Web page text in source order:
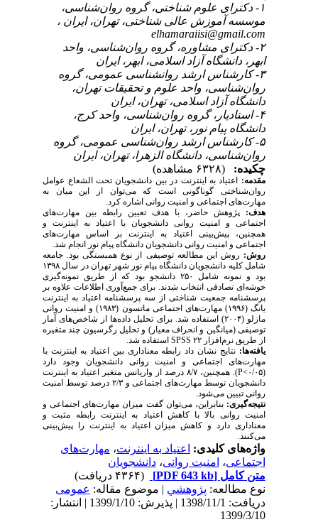
۱- دکترای علوم شناختی، گروه روان‌شناسی،
موسسه آموزش عالی شناختی، تهران، ایران ،
elhamaraiisi@gmail.com
۲- دکترای مشاوره، گروه روان‌شناسی، واحد
ابهر، دانشگاه آزاد اسلامی، ابهر، ایران
۳- کارشناس ارشد روانشناسی عمومی، گروه
روان‌شناسی، واحد علوم و تحقیقات تهران،
دانشگاه آزاد اسلامی، تهران، ایران
۴- استادیار، گروه روان‌شناسی، واحد کرج،
دانشگاه پیام نور، تهران، ایران
۵- کارشناس ارشد روان‌شناسی عمومی، گروه
روان‌شناسی، دانشگاه الزهرا، تهران، ایران
چکیده:
مقدمه:اعتیاد به اینترنت در بین دانشجویان تحت ‌الشعاع عوامل
روان‌شناختی گوناگونی است که می‌توان از این میان به
مهارت‌های اجتماعی و امنیت روانی اشاره کرد.
هدف:پژوهش حاضر، با هدف تعیین رابطه بین مهارت‌های
اجتماعی و امنیت روانی دانشجویان با اعتیاد به اینترنت و
همچنین، پیش‌بینی اعتیاد به اینترنت بر اساس مهارت‌های
اجتماعی و امنیت روانی دانشجویان دانشگاه پیام نور انجام شد.
روش:روش این مطالعه توصیفی از نوع همبستگی بود. جامعه
شامل کلیه دانشجویان دانشگاه پیام نور شهر تهران در سال ۱۳۹۸
بود و نمونه شامل ۲۵۰ دانشجو بود که از طریق نمونه‌­گیری
خوشه‌ای تصادفی انتخاب شدند. برای جمع‌آوری اطلاعات علاوه بر
پرسش­نامه جمعیت شناختی از سه پرسشنامه اعتیاد به اینترنت
یانگ (۱۹۹۶) مهارت‌های اجتماعی ماتسون (۱۹۸۳) و امنیت روانی
مازلو (۲۰۰۴) استفاده شد
.برای تحلیل داده‌ها از شاخص‌های آمار
توصیفی (میانگین و انحراف ‌معیار) و تحلیل رگرسیون چند متغیره
از طریق نرم‌افزار ۲۲
SPSSاستفاده شد.
یافته‌­ها:نتایج نشان داد رابطه معناداری بین اعتیاد به اینترنت با
مهارت‌های اجتماعی و امنیت روانی دانشجویان وجود دارد
P
). همچنین، ۸/۷ درصد از واریانس متغیر اعتیاد به اینترنت
دانشجویان توسط مهارت‌های اجتماعی و ۲/۳ درصد توسط امنیت
روانی تبیین می‌شود.
نتیجه‌­گیری:بنابراین، می‌توان گفت میزان مهارت‌های اجتماعی و
امنیت روانی بالا با کاهش اعتیاد به اینترنت رابطه مثبت و
معناداری دارد و کاهش میزان اعتیاد به اینترنت را پیش‌بینی
می‌کنند.
واژه‌های کلیدی:اعتیاد به اینترنت،مهارت‌های
اجتماعی،امنیت روانی،دانشجویان
متن کامل[PDF 643 kb]
نوع مطالعه:پژوهشي| موضوع مقاله:عمومى
دریافت: 1398/11/1 | پذیرش: 1399/1/10 | انتشار:
1399/3/10